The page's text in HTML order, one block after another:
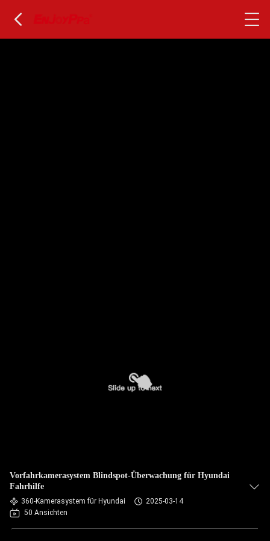
Vorfahrkamerasystem Blindspot-Überwachung für Hyundai
Fahrhilfe
360-Kamerasystem für Hyundai
2025-03-14
50 Ansichten